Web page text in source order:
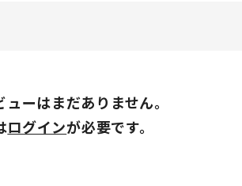
ーはまだありません。
ログインが必要です。